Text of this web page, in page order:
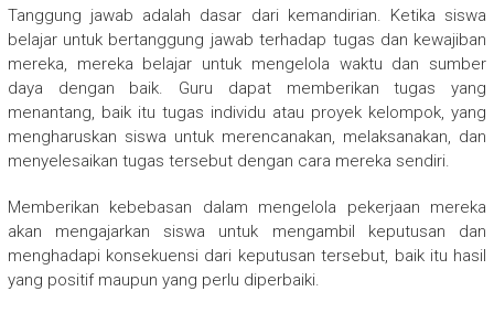
Tanggung jawab adalah dasar dari kemandirian. Ketika siswa
belajar untuk bertanggung jawab terhadap tugas dan kewajiban
mereka, mereka belajar untuk mengelola waktu dan sumber
daya dengan baik. Guru dapat memberikan tugas yang
menantang, baik itu tugas individu atau proyek kelompok, yang
mengharuskan siswa untuk merencanakan, melaksanakan, dan
menyelesaikan tugas tersebut dengan cara mereka sendiri.
Memberikan kebebasan dalam mengelola pekerjaan mereka
akan mengajarkan siswa untuk mengambil keputusan dan
menghadapi konsekuensi dari keputusan tersebut, baik itu hasil
yang positif maupun yang perlu diperbaiki.